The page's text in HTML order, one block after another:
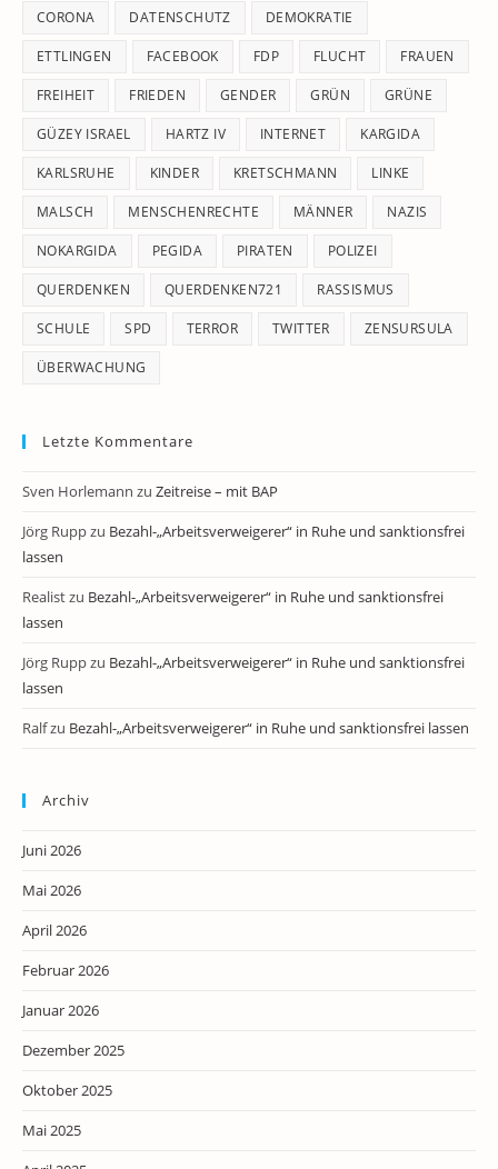
CORONA DATENSCHUTZ DEMOKRATIE
ETTLINGEN FACEBOOK FDP FLUCHT FRAUEN
FREIHEIT FRIEDEN GENDER GRÜN GRÜNE
GÜZEY ISRAEL HARTZ IV INTERNET KARGIDA
KARLSRUHE KINDER KRETSCHMANN LINKE
MALSCH MENSCHENRECHTE MÄNNER NAZIS
NOKARGIDA PEGIDA PIRATEN POLIZEI
QUERDENKEN QUERDENKEN721 RASSISMUS
SCHULE SPD TERROR TWITTER ZENSURSULA
ÜBERWACHUNG
Letzte Kommentare
Sven Horlemann zu Zeitreise – mit BAP
Jörg Ruppzu Bezahl-„Arbeitsverweigerer“ in Ruhe und sanktionsfrei
lassen
Realistzu Bezahl-„Arbeitsverweigerer“ in Ruhe und sanktionsfrei
lassen
Jörg Ruppzu Bezahl-„Arbeitsverweigerer“ in Ruhe und sanktionsfrei
lassen
Ralfzu Bezahl-„Arbeitsverweigerer“ in Ruhe und sanktionsfrei lassen
Archiv
Juni 2026
Mai 2026
April 2026
Februar 2026
Januar 2026
Dezember 2025
Oktober 2025
Mai 2025